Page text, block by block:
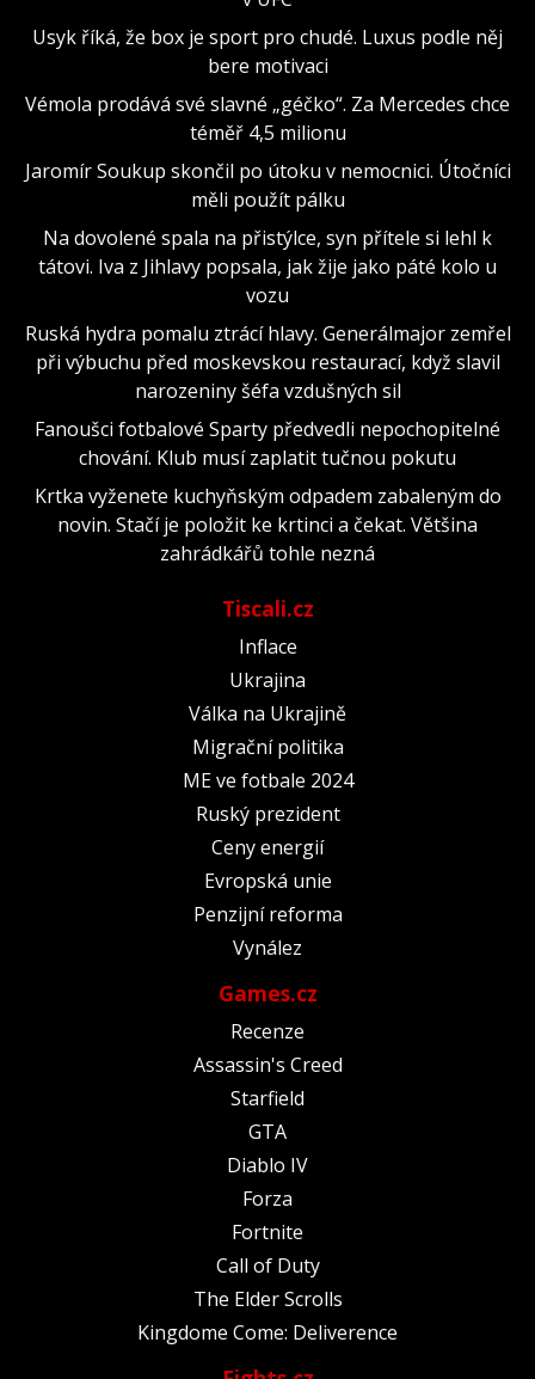
Usyk říká, že box je sport pro chudé. Luxus podle něj
bere motivaci
Vémola prodává své slavné „géčko“. Za Mercedes chce
téměř 4,5 milionu
Jaromír Soukup skončil po útoku v nemocnici. Útočníci
měli použít pálku
Na dovolené spala na přistýlce, syn přítele si lehl k
tátovi. Iva z Jihlavy popsala, jak žije jako páté kolo u
vozu
Ruská hydra pomalu ztrácí hlavy. Generálmajor zemřel
při výbuchu před moskevskou restaurací, když slavil
narozeniny šéfa vzdušných sil
Fanoušci fotbalové Sparty předvedli nepochopitelné
chování. Klub musí zaplatit tučnou pokutu
Krtka vyženete kuchyňským odpadem zabaleným do
novin. Stačí je položit ke krtinci a čekat. Většina
zahrádkářů tohle nezná
Tiscali.cz
Inflace
Ukrajina
Válka na Ukrajině
Migrační politika
ME ve fotbale 2024
Ruský prezident
Ceny energií
Evropská unie
Penzijní reforma
Vynález
Games.cz
Recenze
Assassin's Creed
Starfield
GTA
Diablo IV
Forza
Fortnite
Call of Duty
The Elder Scrolls
Kingdome Come: Deliverence